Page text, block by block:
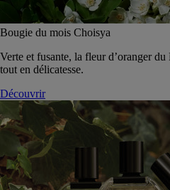
Bougie du mois Choisya
Verte et fusante, la fleur d’oranger
tout en délicatesse.
Découvrir